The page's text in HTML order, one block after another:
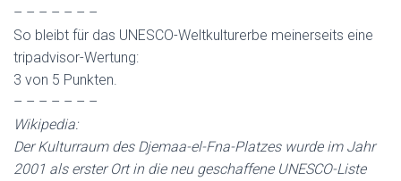
– – – – – – –
So bleibt für das UNESCO-Weltkulturerbe meinerseits eine
tripadvisor-Wertung:
3 von 5 Punkten.
– – – – – – –
Wikipedia:
Der Kulturraum des Djemaa-el-Fna-Platzes wurde im Jahr
2001 als erster Ort in die neu geschaffene UNESCO-Liste